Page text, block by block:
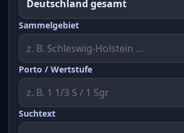
Sammelgebiet
Porto / Wertstufe
Suchtext